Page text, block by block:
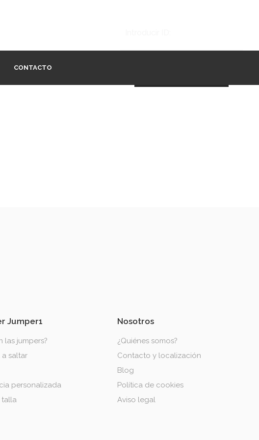
CONTACTO
Jumper1
las jumpers?
a saltar
personalizada
talla
Nosotros
¿Quiénes somos?
Contacto y localización
Blog
Política de cookies
Aviso legal